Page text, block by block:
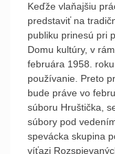
Keďže vlaňajšiu
predstaviť na
publiku prinesú pri
Domu kultúry, v
februára 1958.
používanie. Preto
bude práve vo
súboru Hruštička,
súbory pod
spevácka skupina
víťazi